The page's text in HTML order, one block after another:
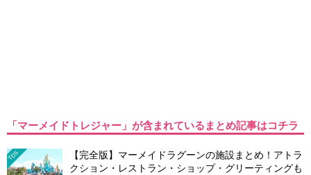
「マーメイドトレジャー」が含まれているまとめ記事はコチラ
TDS
【完全版】マーメイドラグーンの施設まとめ！アトラ
クション・レストラン・ショップ・グリーティングも